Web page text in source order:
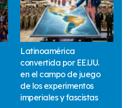
Latinoamérica
convertida por EE.UU.
en el campo de juego
de los experimentos
imperiales y fascistas